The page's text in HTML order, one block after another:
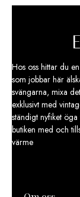
Hos oss hittar du
som jobbar här
svängarna, mixa
exklusivt med
ständigt nyfiket
butiken med och
värme